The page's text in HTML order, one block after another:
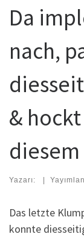
Da
nach,
&
diesem
Yazarı: |
Das letzte
konnte